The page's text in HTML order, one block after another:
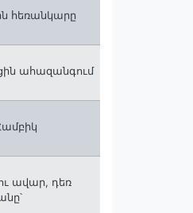
հեռանկարը
ահազանգում
ավար, դեռ